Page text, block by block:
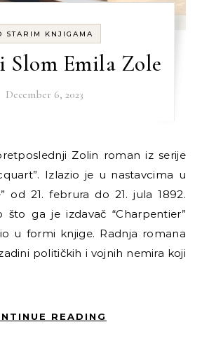
STARIM KNJIGAMA
Slom Emila Zole
December 6, 2023
Izlazio je u nastavcima u
od 21. februra do 21. jula 1892.
što ga je izdavač “Charpentier”
u formi knjige. Radnja romana
političkih i vojnih nemira koji
READING